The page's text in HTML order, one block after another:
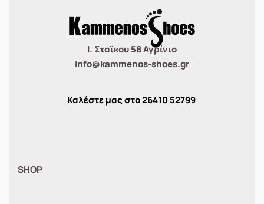
Ι. Σταϊκου 58 Αγρίνιο
info@kammenos-shoes.gr
Καλέστε μας στο26410 52799
SHOP